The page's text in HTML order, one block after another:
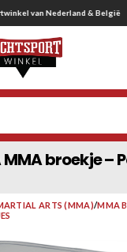
Gratis verzending vanaf € 75,-
MMA broekje –
ARTS (MMA)/MMA